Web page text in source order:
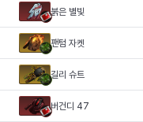
붉은 별빛
팬텀 자켓
길리 슈트
버건디 47